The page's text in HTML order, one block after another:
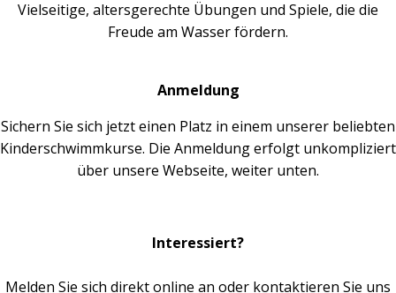
Vielseitige, altersgerechte Übungen und Spiele, die die
Freude am Wasser fördern.
Anmeldung
Sichern Sie sich jetzt einen Platz in einem unserer beliebten
Kinderschwimmkurse. Die Anmeldung erfolgt unkompliziert
über unsere Webseite, weiter unten.
Interessiert?
Melden Sie sich direkt online an oder kontaktieren Sie uns